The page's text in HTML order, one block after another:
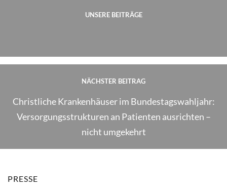
UNSERE BEITRÄGE
NÄCHSTER BEITRAG
Christliche Krankenhäuser im Bundestagswahljahr:
Versorgungsstrukturen an Patienten ausrichten –
nicht umgekehrt
PRESSE